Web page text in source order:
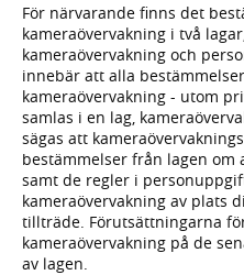
För närvarande finns det
kameraövervakning i två
kameraövervakning och
innebär att alla
kameraövervakning - utom
samlas i en lag,
sägas att
bestämmelser från lagen om
samt de regler i
kameraövervakning av plats
tillträde. Förutsättningarna
kameraövervakning på de
av lagen.